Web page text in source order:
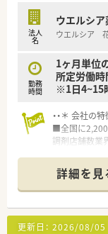
法人
名
ウエルシ
ウエルシア
勤務
時間
1ヶ月単位
所定労働時
※1日4~15
・・＊ 会社の特
■全国に2,200
調剤店舗数業
頑張り次第で
■経験や勤務
半スタートと
■職種や職域
修を用意され
■薬剤師が中
詳細を見
更新日： 2026/08/05